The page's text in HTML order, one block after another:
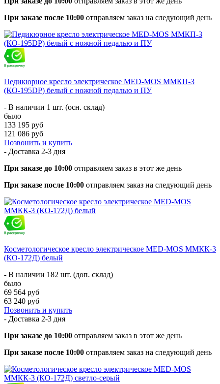
При заказе после 10:00 отправляем заказ на следующий день
Педикюрное кресло электрическое MED-MOS ММКП-3
(КО-195DP) белый с ножной педалью и ПУ
- В наличии 1 шт. (осн. склад)
было
133 195 руб
121 086 руб
Позвонить и купить
- Доставка 2-3 дня
При заказе до 10:00 отправляем заказ в этот же день
При заказе после 10:00 отправляем заказ на следующий день
Косметологическое кресло электрическое MED-MOS ММКК-3
(КО-172Д) белый
- В наличии 182 шт. (доп. склад)
было
69 564 руб
63 240 руб
Позвонить и купить
- Доставка 2-3 дня
При заказе до 10:00 отправляем заказ в этот же день
При заказе после 10:00 отправляем заказ на следующий день